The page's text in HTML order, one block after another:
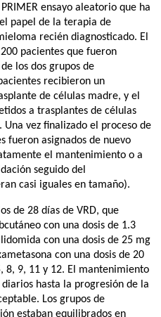
ensayo aleatorio que ha
papel de la terapia de
recién diagnosticado. El
pacientes que fueron
los dos grupos de
recibieron un
de células madre, y el
a trasplantes de células
vez finalizado el proceso de
fueron asignados de nuevo
el mantenimiento o a
seguido del
casi iguales en tamaño).
de 28 días de VRD, que
con una dosis de 1.3
con una dosis de 25 mg
con una dosis de 20
8, 9, 11 y 12. El mantenimiento
hasta la progresión de la
Los grupos de
estaban equilibrados en